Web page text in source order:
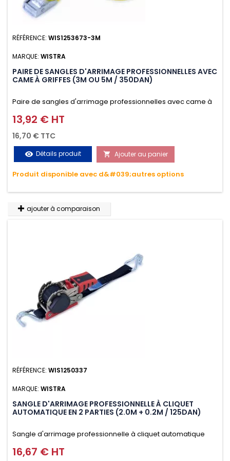
RÉFÉRENCE: WIS1253673-3M
MARQUE: WISTRA
PAIRE DE SANGLES D'ARRIMAGE PROFESSIONNELLES AVEC
CAME À GRIFFES (3M OU 5M / 350DAN)
Paire de sangles d'arrimage professionnelles avec came à
griffes (3M ou 5M / 350daN), simple et rapide d'utilisation.
Permet d'arrimer et de sécuriser vos chargements pendant
le transport. Matière polyester très résistante aux UV et aux
variations de températures, n'absorbe pas l'eau.
Prix
13,92 € HT
16,70 € TTC
visibility Détails produit  Ajouter au panier
Produit disponible avec d&#039;autres options
ajouter à comparaison
RÉFÉRENCE: WIS1250337
MARQUE: WISTRA
SANGLE D'ARRIMAGE PROFESSIONNELLE À CLIQUET
AUTOMATIQUE EN 2 PARTIES (2.0M + 0.2M / 125DAN)
Sangle d'arrimage professionnelle à cliquet automatique
avec crochet deux doigts soudés en J en 2 parties (2.0M +
Prix
16,67 € HT